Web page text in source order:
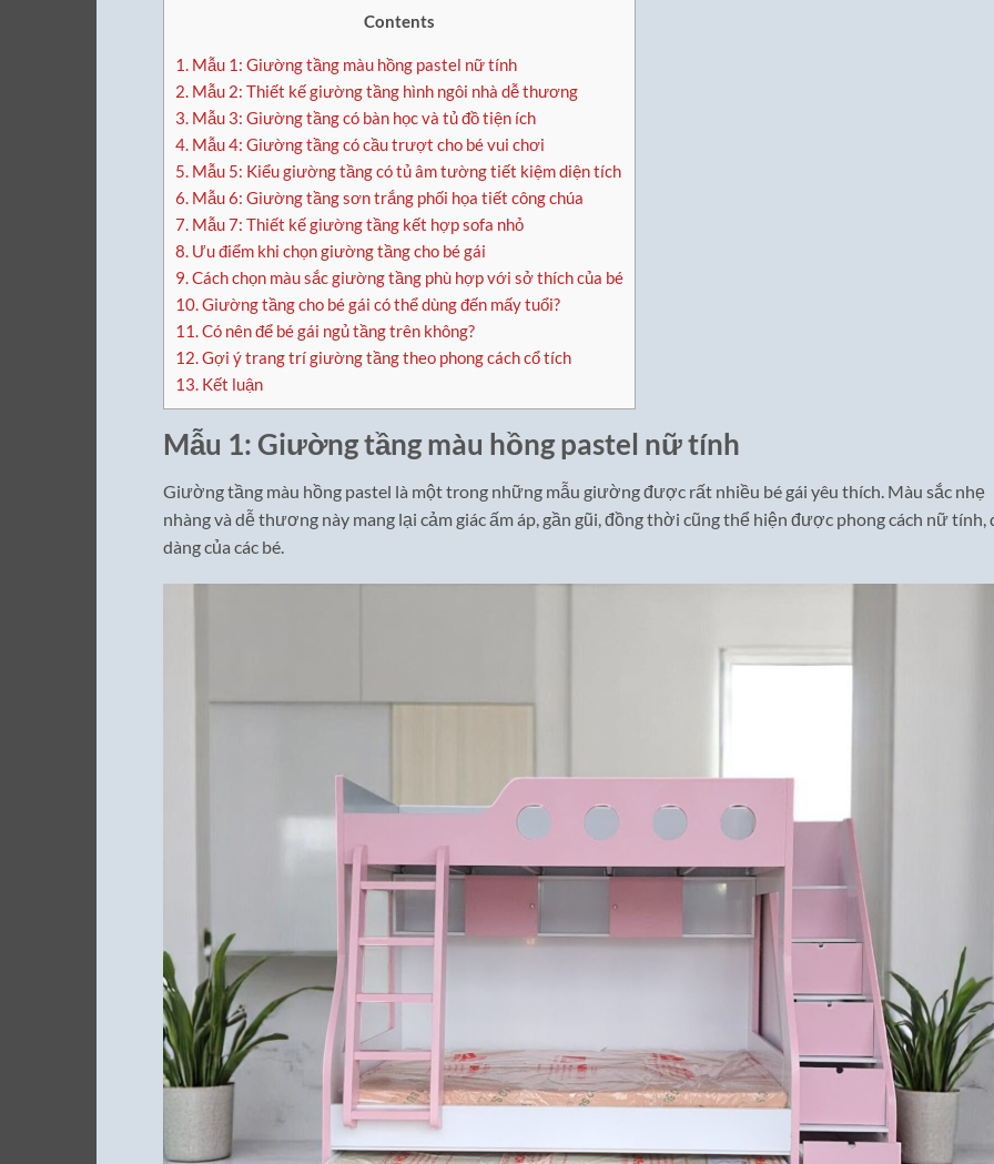
Contents
1. Mẫu 1: Giường tầng màu hồng pastel nữ tính
2. Mẫu 2: Thiết kế giường tầng hình ngôi nhà dễ thương
3. Mẫu 3: Giường tầng có bàn học và tủ đồ tiện ích
4. Mẫu 4: Giường tầng có cầu trượt cho bé vui chơi
5. Mẫu 5: Kiểu giường tầng có tủ âm tường tiết kiệm diện tích
6. Mẫu 6: Giường tầng sơn trắng phối họa tiết công chúa
7. Mẫu 7: Thiết kế giường tầng kết hợp sofa nhỏ
8. Ưu điểm khi chọn giường tầng cho bé gái
9.Cách chọn màu sắc giường tầng phù hợp với sở thích của bé
10.Giường tầng cho bé gái có thể dùng đến mấy tuổi?
11.Có nên để bé gái ngủ tầng trên không?
12.Gợi ý trang trí giường tầng theo phong cách cổ tích
13. Kết luận
Mẫu 1: Giường tầng màu hồng pastel nữ tính
Giường tầng màu hồng pastel là một trong những mẫu giường được rất nhiều bé gái yêu thích. Màu sắc nhẹ
nhàng và dễ thương này mang lại cảm giác ấm áp, gần gũi, đồng thời cũng thể hiện được phong cách nữ tính,
dàng của các bé.